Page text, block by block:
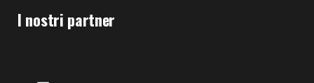
I nostri partner